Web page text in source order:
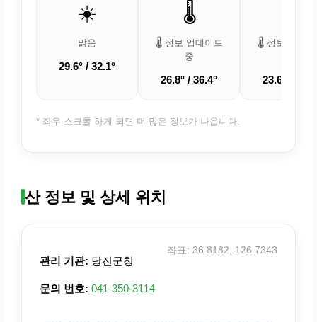
☀️
맑음
29.6° / 32.1°
🌡️
🌡️ 정보 업데이트
중
26.8° / 36.4°
🌡️ 정보 업데이
23.6° /
* 좌우 스크롤 하게 되면 더 많은 정보가 나옵니다.
산 정보 및 상세 위치
관리 기관: 당진군청
문의 번호: 041-350-3114
좌표: 36.8182, 126.7343